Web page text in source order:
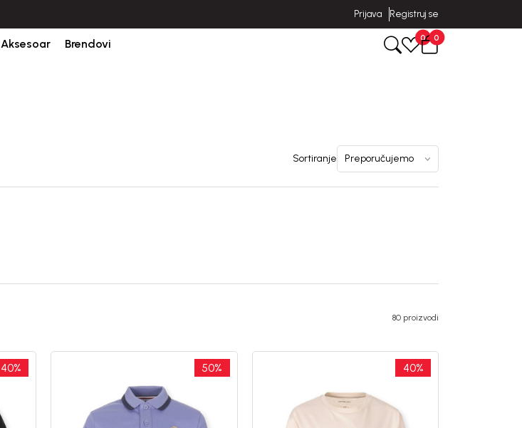
Prijava Registruj se
Aksesoar Brendovi 0 0
Sortiranje
80 proizvodi
40% 50% 40%